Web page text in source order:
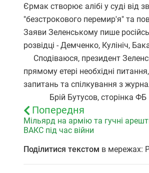
Єрмак створює алібі у суді від
"безстрокового перемир'я" та
Заяви Зеленському пише
розвідці - Демченко, Кулініч,
Сподіваюся, президент
прямому етері необхідні
запитань та спілкування з
Брій Бутусов, сторінка ФБ
Попередня
Мільярд на армію та гучні
ВАКС під час війни
Поділитися текстом в мережах: